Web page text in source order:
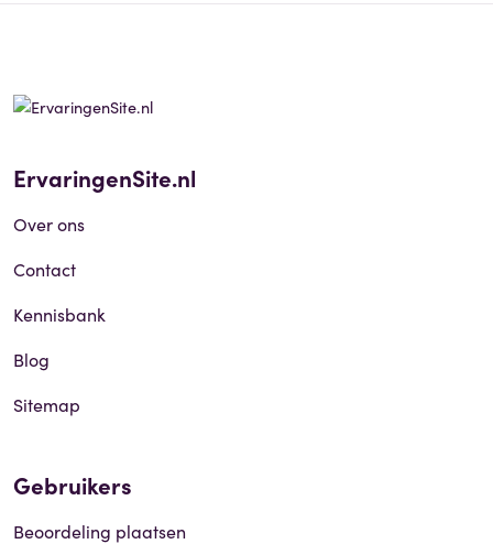
ErvaringenSite.nl
Over ons
Contact
Kennisbank
Blog
Sitemap
Gebruikers
Beoordeling plaatsen